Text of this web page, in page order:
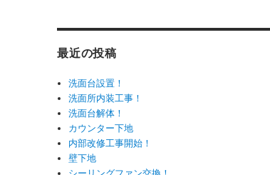
最近の投稿
洗面台設置！
洗面所内装工事！
洗面台解体！
カウンター下地
内部改修工事開始！
壁下地